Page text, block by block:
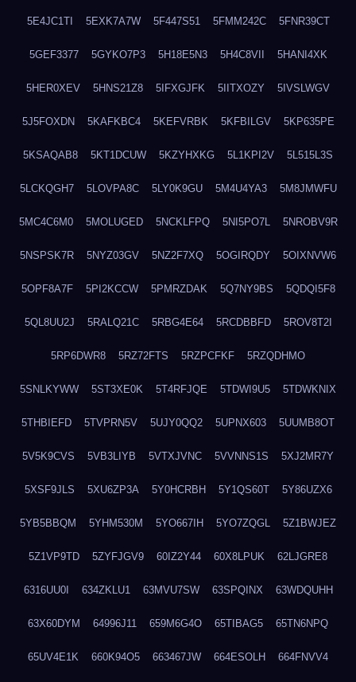
5E4JC1TI 5EXK7A7W 5F447S51 5FMM242C 5FNR39CT
5GEF3377 5GYKO7P3 5H18E5N3 5H4C8VII 5HANI4XK
5HER0XEV 5HNS21Z8 5IFXGJFK 5IITXOZY 5IVSLWGV
5J5FOXDN 5KAFKBC4 5KEFVRBK 5KFBILGV 5KP635PE
5KSAQAB8 5KT1DCUW 5KZYHXKG 5L1KPI2V 5L515L3S
5LCKQGH7 5LOVPA8C 5LY0K9GU 5M4U4YA3 5M8JMWFU
5MC4C6M0 5MOLUGED 5NCKLFPQ 5NI5PO7L 5NROBV9R
5NSPSK7R 5NYZ03GV 5NZ2F7XQ 5OGIRQDY 5OIXNVW6
5OPF8A7F 5PI2KCCW 5PMRZDAK 5Q7NY9BS 5QDQI5F8
5QL8UU2J 5RALQ21C 5RBG4E64 5RCDBBFD 5ROV8T2I
5RP6DWR8 5RZ72FTS 5RZPCFKF 5RZQDHMO
5SNLKYWW 5ST3XE0K 5T4RFJQE 5TDWI9U5 5TDWKNIX
5THBIEFD 5TVPRN5V 5UJY0QQ2 5UPNX603 5UUMB8OT
5V5K9CVS 5VB3LIYB 5VTXJVNC 5VVNNS1S 5XJ2MR7Y
5XSF9JLS 5XU6ZP3A 5Y0HCRBH 5Y1QS60T 5Y86UZX6
5YB5BBQM 5YHM530M 5YO667IH 5YO7ZQGL 5Z1BWJEZ
5Z1VP9TD 5ZYFJGV9 60IZ2Y44 60X8LPUK 62LJGRE8
6316UU0I 634ZKLU1 63MVU7SW 63SPQINX 63WDQUHH
63X60DYM 64996J11 659M6G4O 65TIBAG5 65TN6NPQ
65UV4E1K 660K94O5 663467JW 664ESOLH 664FNVV4